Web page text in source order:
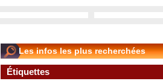
Les infos les plus recherchées
Étiquettes